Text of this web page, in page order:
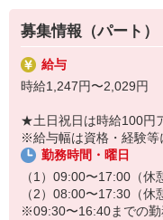
・パートは特別手当の支
デイサービスでお客様の
がら信頼関係を築くこと
りながら支援していける
直接いただけることがや
ークライフバランスに合
募集情報（パート）
給与
時給1,247円〜2,029円
★土日祝日は時給100円
※給与幅は資格・経験等
勤務時間・曜日
（1）09:00〜17:00（休
（2）08:00〜17:30（休
※09:30〜16:40までの勤